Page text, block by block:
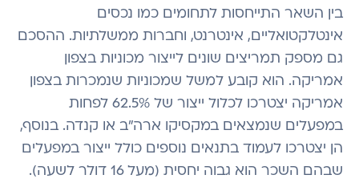
בין השאר התייחסות לתחומים כמו נכסים
אינטלקטואליים, אינטרנט, וחברות ממשלתיות. ההסכם
גם מספק תמריצים שונים לייצור מכוניות בצפון
אמריקה. הוא קובע למשל שמכוניות שנמכרות בצפון
אמריקה יצטרכו לכלול ייצור של 62.5% לפחות
במפעלים שנמצאים במקסיקו ארה"ב או קנדה. בנוסף,
הן יצטרכו לעמוד בתנאים נוספים כולל ייצור במפעלים
שבהם השכר הוא גבוה יחסית (מעל 16 דולר לשעה).